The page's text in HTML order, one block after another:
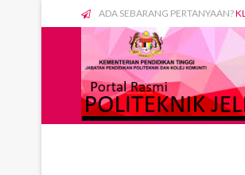
ADA SEBARANG PERTANYAAN?